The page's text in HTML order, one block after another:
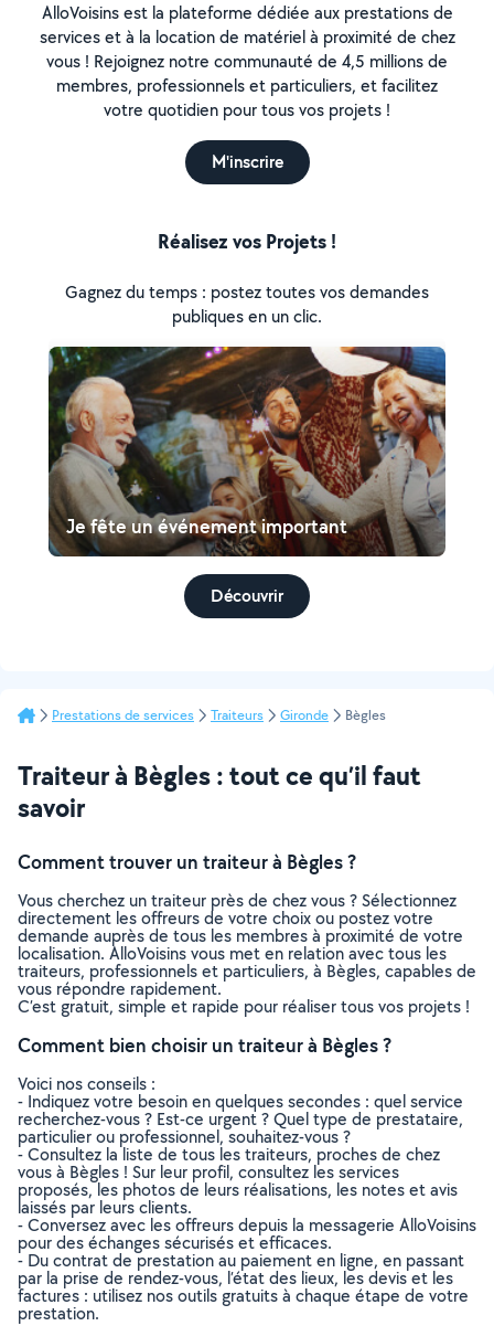
AlloVoisins est la plateforme dédiée aux prestations de
services et à la location de matériel à proximité de chez
vous ! Rejoignez notre communauté de 4,5 millions de
membres, professionnels et particuliers, et facilitez
votre quotidien pour tous vos projets !
M'inscrire
Réalisez vos Projets !
Gagnez du temps : postez toutes vos demandes
publiques en un clic.
Je fête un événement important
Découvrir
Prestations de services Traiteurs Gironde Bègles
Traiteur à Bègles : tout ce qu’il faut
savoir
Comment trouver un traiteur à Bègles ?
Vous cherchez un traiteur près de chez vous ? Sélectionnez
directement les offreurs de votre choix ou postez votre
demande auprès de tous les membres à proximité de votre
localisation. AlloVoisins vous met en relation avec tous les
traiteurs, professionnels et particuliers, à Bègles, capables de
vous répondre rapidement.
C’est gratuit, simple et rapide pour réaliser tous vos projets !
Comment bien choisir un traiteur à Bègles ?
Voici nos conseils :
- Indiquez votre besoin en quelques secondes : quel service
recherchez-vous ? Est-ce urgent ? Quel type de prestataire,
particulier ou professionnel, souhaitez-vous ?
- Consultez la liste de tous les traiteurs, proches de chez
vous à Bègles ! Sur leur profil, consultez les services
proposés, les photos de leurs réalisations, les notes et avis
laissés par leurs clients.
- Conversez avec les offreurs depuis la messagerie AlloVoisins
pour des échanges sécurisés et efficaces.
- Du contrat de prestation au paiement en ligne, en passant
par la prise de rendez-vous, l’état des lieux, les devis et les
factures : utilisez nos outils gratuits à chaque étape de votre
prestation.